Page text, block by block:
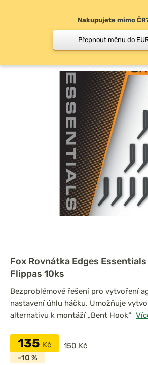
Fox Rovnátka Edges
Flippas 10ks
Bezproblémové řešení pro vytvoření
nastavení úhlu háčku. Umožňuje
alternativu k montáží „Bent Hook“
135 Kč
150 Kč
-10 %
Nakupujete mimo
Přepnout měnu do